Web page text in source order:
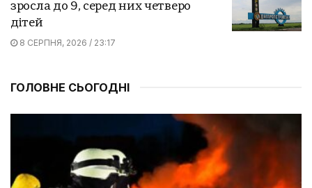
зросла до 9, серед них четверо
дітей
8 СЕРПНЯ, 2026 / 23:17
ГОЛОВНЕ СЬОГОДНІ